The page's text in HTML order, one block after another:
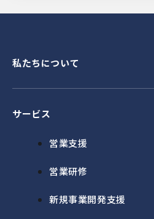
私たちについて
サービス
営業支援
営業研修
新規事業開発支援